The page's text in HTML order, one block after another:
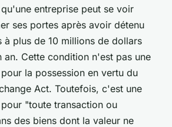
entreprise peut se voir
ses portes après avoir détenu
à plus de 10 millions de dollars
an. Cette condition n'est pas une
la possession en vertu du
Act. Toutefois, c'est une
"toute transaction ou
des biens dont la valeur ne